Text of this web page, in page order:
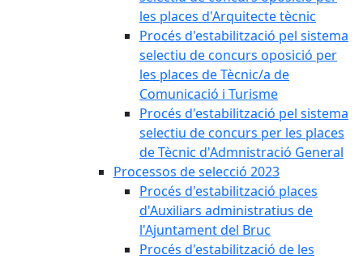
les places d'Arquitecte tècnic
Procés d'estabilització pel sistema
selectiu de concurs oposició per
les places de Tècnic/a de
Comunicació i Turisme
Procés d'estabilització pel sistema
selectiu de concurs per les places
de Tècnic d'Admnistració General
Processos de selecció 2023
Procés d'estabilització places
d'Auxiliars administratius de
l'Ajuntament del Bruc
Procés d'estabilització de les